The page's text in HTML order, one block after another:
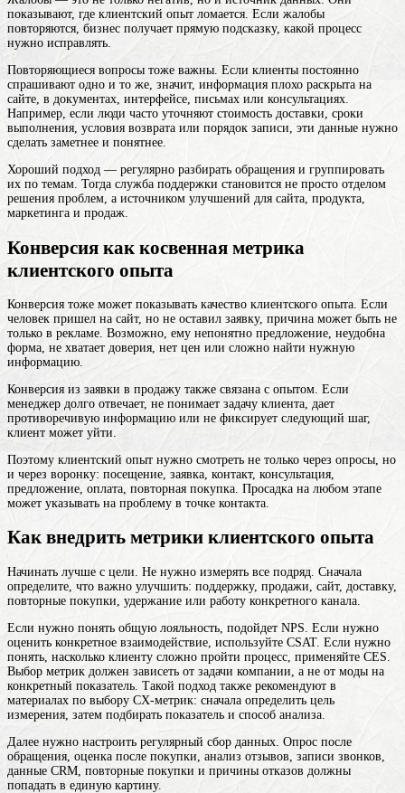
показывают, где клиентский опыт ломается. Если жалобы
повторяются, бизнес получает прямую подсказку, какой процесс
нужно исправлять.
Повторяющиеся вопросы тоже важны. Если клиенты постоянно
спрашивают одно и то же, значит, информация плохо раскрыта на
сайте, в документах, интерфейсе, письмах или консультациях.
Например, если люди часто уточняют стоимость доставки, сроки
выполнения, условия возврата или порядок записи, эти данные нужно
сделать заметнее и понятнее.
Хороший подход — регулярно разбирать обращения и группировать
их по темам. Тогда служба поддержки становится не просто отделом
решения проблем, а источником улучшений для сайта, продукта,
маркетинга и продаж.
Конверсия как косвенная метрика
клиентского опыта
Конверсия тоже может показывать качество клиентского опыта. Если
человек пришел на сайт, но не оставил заявку, причина может быть не
только в рекламе. Возможно, ему непонятно предложение, неудобна
форма, не хватает доверия, нет цен или сложно найти нужную
информацию.
Конверсия из заявки в продажу также связана с опытом. Если
менеджер долго отвечает, не понимает задачу клиента, дает
противоречивую информацию или не фиксирует следующий шаг,
клиент может уйти.
Поэтому клиентский опыт нужно смотреть не только через опросы, но
и через воронку: посещение, заявка, контакт, консультация,
предложение, оплата, повторная покупка. Просадка на любом этапе
может указывать на проблему в точке контакта.
Как внедрить метрики клиентского опыта
Начинать лучше с цели. Не нужно измерять все подряд. Сначала
определите, что важно улучшить: поддержку, продажи, сайт, доставку,
повторные покупки, удержание или работу конкретного канала.
Если нужно понять общую лояльность, подойдет NPS. Если нужно
оценить конкретное взаимодействие, используйте CSAT. Если нужно
понять, насколько клиенту сложно пройти процесс, применяйте CES.
Выбор метрик должен зависеть от задачи компании, а не от моды на
конкретный показатель. Такой подход также рекомендуют в
материалах по выбору CX-метрик: сначала определить цель
измерения, затем подбирать показатель и способ анализа.
Далее нужно настроить регулярный сбор данных. Опрос после
обращения, оценка после покупки, анализ отзывов, записи звонков,
данные CRM, повторные покупки и причины отказов должны
попадать в единую картину.